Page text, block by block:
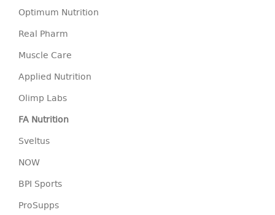
Optimum Nutrition
Real Pharm
Muscle Care
Applied Nutrition
Olimp Labs
FA Nutrition
Sveltus
NOW
BPI Sports
ProSupps